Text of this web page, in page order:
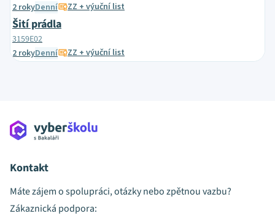
2 rokyDenní ZZ + výuční list
Šití prádla
3159E02
2 rokyDenní ZZ + výuční list
Kontakt
Máte zájem o spolupráci, otázky nebo zpětnou vazbu?
Zákaznická podpora: